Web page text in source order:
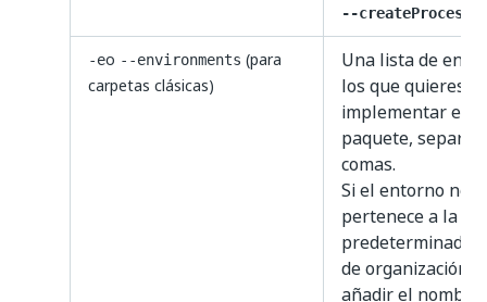
--createProcess
-eo --environments (para
carpetas clásicas)
Una lista de
los que quieres
implementar el
paquete,
comas.
Si el entorno no
pertenece a la
predeterminada
de organización),
añadir el nombre